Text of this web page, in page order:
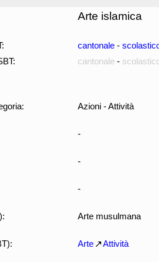
Arte islamica
cantonale -
cantonale -
Azioni - Attività
-
-
-
Arte musulmana
Arte Attività